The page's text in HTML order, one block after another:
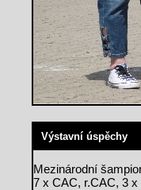
Výstavní úspěchy
Mezinárodní
7 x CAC, r.CAC, 3